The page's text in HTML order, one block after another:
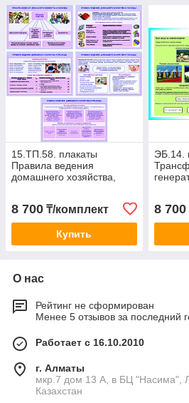
15.ТП.58. плакаты
Правила ведения
домашнего хозяйства,
8 700 ₸/комплект
Купить
ЭБ.14.
8 700
О нас
Рейтинг не сформирован
Менее 5 отзывов за последний
Работает с 16.10.2010
г. Алматы
мкр.7 дом 13 А, в БЦ "Насима",
Казахстан